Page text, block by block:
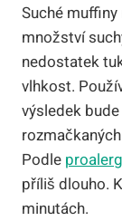
Suché
množství
nedostatek
vlhkost.
výsledek
Podle
příliš dlouho.
minutách.